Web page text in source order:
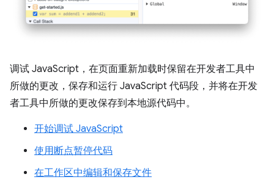
调试 JavaScript，在页面重新加载时保留在开发者工具中
所做的更改，保存和运行 JavaScript 代码段，并将在开发
者工具中所做的更改保存到本地源代码中。
开始调试 JavaScript
使用断点暂停代码
在工作区中编辑和保存文件